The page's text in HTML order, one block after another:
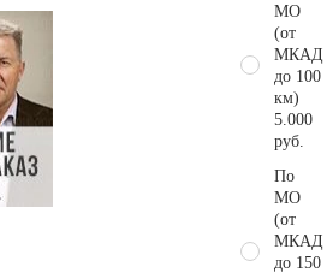
МО
(от
МКАД
до 100
км)
5.000
руб.
По
МО
(от
МКАД
до 150